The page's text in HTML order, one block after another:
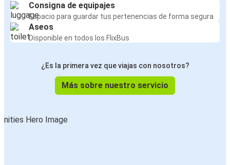
Consigna de equipajes
Espacio para guardar tus pertenencias de forma segura
Aseos
Disponible en todos los FlixBus
¿Es la primera vez que viajas con nosotros?
Más sobre nuestro servicio